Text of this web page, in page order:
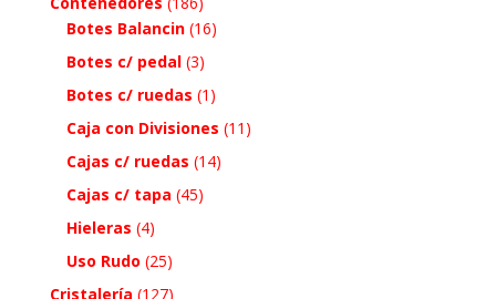
Botes Balancin (16)
Botes c/ pedal (3)
Botes c/ ruedas (1)
Caja con Divisiones (11)
Cajas c/ ruedas (14)
Cajas c/ tapa (45)
Hieleras (4)
Uso Rudo (25)
Cristalería (127)